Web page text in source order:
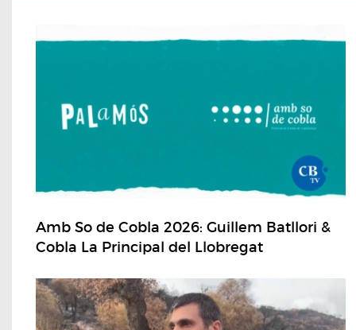
Amb So de Cobla 2026: Guillem Batllori &
Cobla La Principal del Llobregat